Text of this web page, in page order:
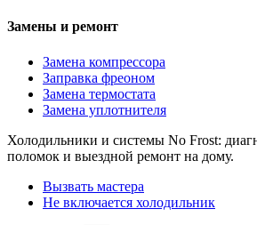
Замены и ремонт
Замена компрессора
Заправка фреоном
Замена термостата
Замена уплотнителя
Холодильники и системы No Frost:
поломок и выездной ремонт на дому.
Вызвать мастера
Не включается холодильник